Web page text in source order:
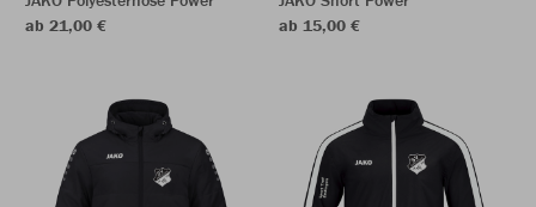
ab 21,00 €
ab 15,00 €